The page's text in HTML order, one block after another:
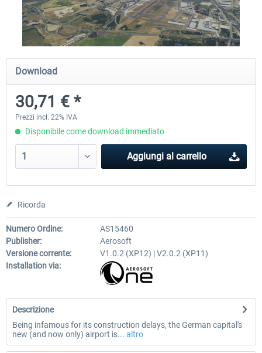
Airport Berlin Brandenburg V2 XP
30,71 € *
Airport Zurich V2.0 XP
Download
30,71 € *
Prezzi incl. 22% IVA
Disponibile come download immediato
Aggiungi al carrello
Ricorda
Numero Ordine:
AS15460
Publisher:
Aerosoft
Versione corrente:
V1.0.2 (XP12) | V2.0.2 (XP11)
Installation via:
Descrizione
Being infamous for its construction delays, the German capital's
new (and now only) airport is... altro